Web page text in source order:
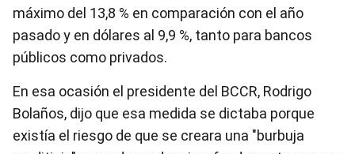
máximo del 13,8 % en comparación con el año
pasado y en dólares al 9,9 %, tanto para bancos
públicos como privados.
En esa ocasión el presidente del BCCR, Rodrigo
Bolaños, dijo que esa medida se dictaba porque
existía el riesgo de que se creara una "burbuja